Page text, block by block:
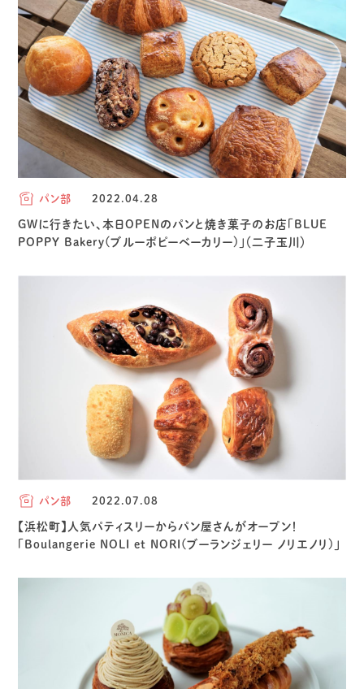
パン部 2022.04.28
GWに行きたい、本日OPENのパンと焼き菓子のお店「BLUE
POPPY Bakery(ブルーポピーベーカリー)」（二子玉川）
パン部 2022.07.08
【浜松町】人気パティスリーからパン屋さんがオープン！
「Boulangerie NOLI et NORI(ブーランジェリー ノリエノリ)」